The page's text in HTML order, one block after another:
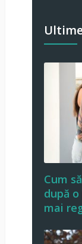
Cum
după
mai